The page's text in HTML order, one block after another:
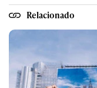
Relacionado